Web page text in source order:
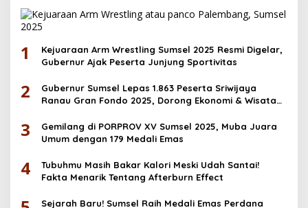
1
Kejuaraan Arm Wrestling Sumsel 2025 Resmi Digelar,
Gubernur Ajak Peserta Junjung Sportivitas
2
Gubernur Sumsel Lepas 1.863 Peserta Sriwijaya
Ranau Gran Fondo 2025, Dorong Ekonomi & Wisata
3
Gemilang di PORPROV XV Sumsel 2025, Muba Juara
Umum dengan 179 Medali Emas
4
Tubuhmu Masih Bakar Kalori Meski Udah Santai!
Fakta Menarik Tentang Afterburn Effect
Sejarah Baru! Sumsel Raih Medali Emas Perdana